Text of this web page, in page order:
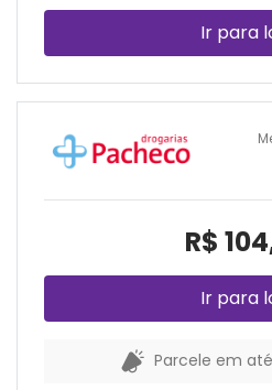
Ir para
R$
Ir para
Parcele em